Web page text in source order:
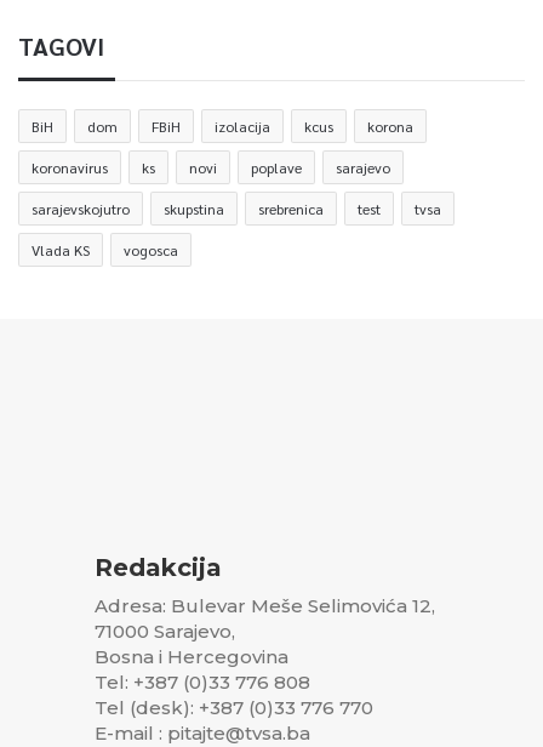
TAGOVI
BiH dom FBiH izolacija kcus korona
koronavirus ks novi poplave sarajevo
sarajevskojutro skupstina srebrenica test tvsa
Vlada KS vogosca
Redakcija
Adresa: Bulevar Meše Selimovića 12,
71000 Sarajevo,
Bosna i Hercegovina
Tel: +387 (0)33 776 808
Tel (desk): +387 (0)33 776 770
E-mail : pitajte@tvsa.ba